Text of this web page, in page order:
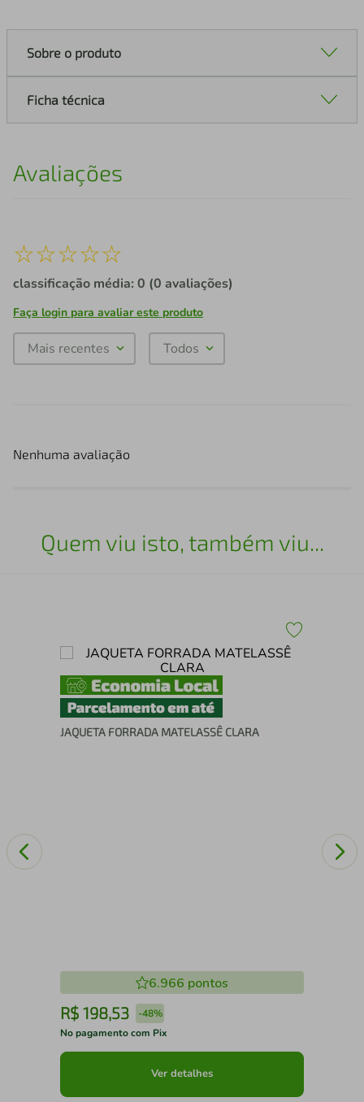
Sobre o produto
Ficha técnica
Avaliações
☆☆☆☆☆
classificação média: 0 (0 avaliações)
Faça login para avaliar este produto
Mais recentes Todos
Nenhuma avaliação
Quem viu isto, também viu...
JAQUETA FORRADA MATELASSÊ CLARA
6.966 pontos
R$ 198,53 -48%
No pagamento com Pix
Ver detalhes